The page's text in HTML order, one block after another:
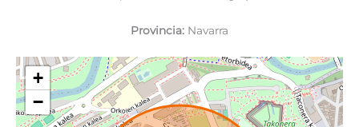
Provincia: Navarra
+
−